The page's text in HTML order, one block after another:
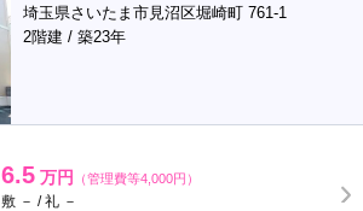
埼玉県さいたま市見沼区堀崎町 761-1
2階建 / 築23年
6.5 万円 （管理費等4,000円）
敷 － / 礼 －